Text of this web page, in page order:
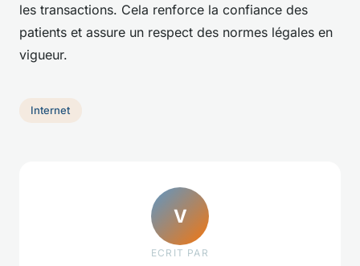
les transactions. Cela renforce la confiance des
patients et assure un respect des normes légales en
vigueur.
Internet
V
ECRIT PAR